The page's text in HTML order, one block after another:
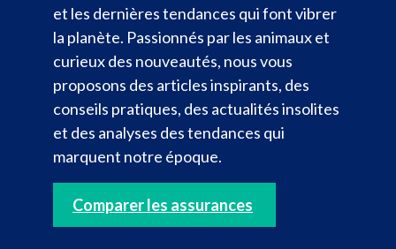
et les dernières tendances qui font vibrer
la planète. Passionnés par les animaux et
curieux des nouveautés, nous vous
proposons des articles inspirants, des
conseils pratiques, des actualités insolites
et des analyses des tendances qui
marquent notre époque.
Comparer les assurances